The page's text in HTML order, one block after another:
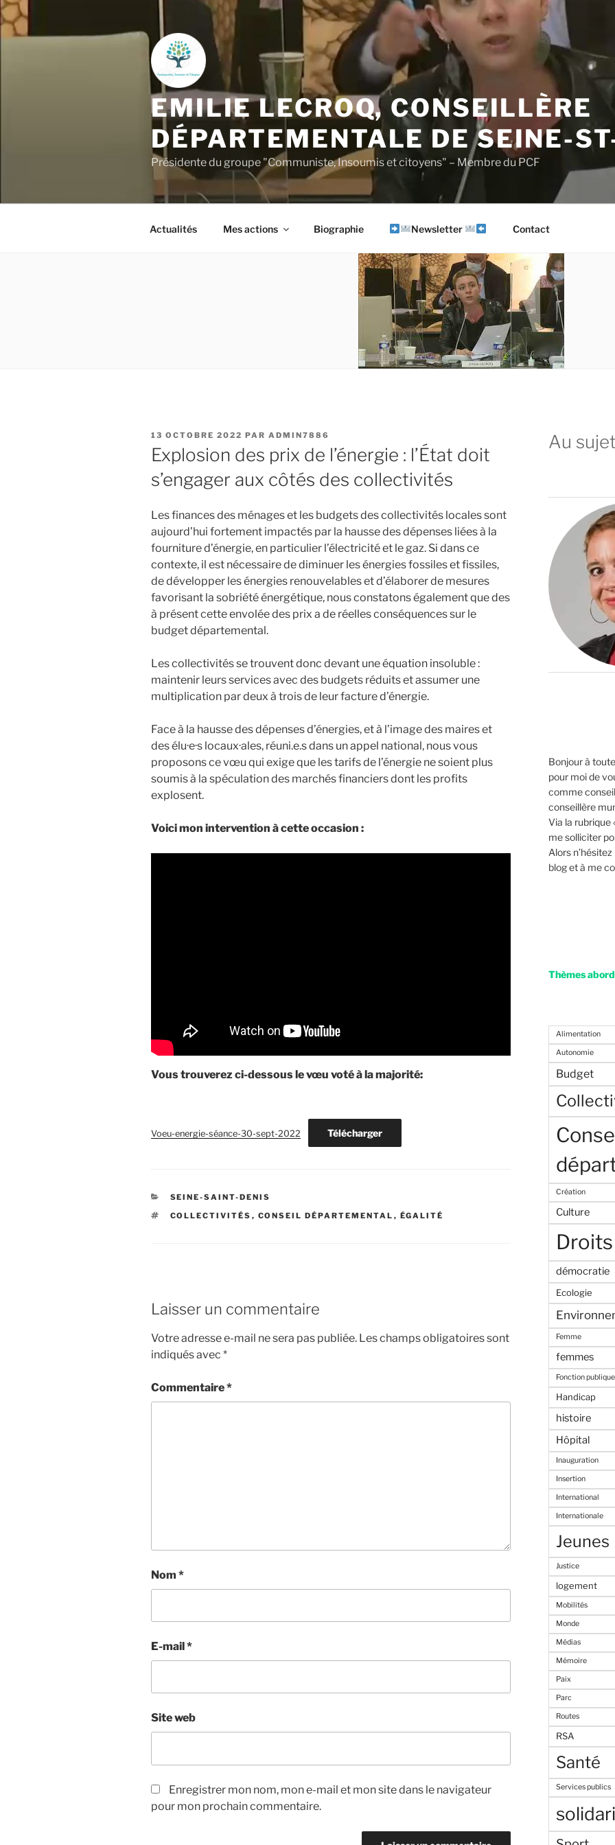
Aller
au
contenu
EMILIE LECROQ, CONSEILLÈRE
DÉPARTEMENTALE DE SEINE-
Présidente du groupe "Communiste, Insoumis et citoyens" – Membre du PCF
Actualités Mes actions Biographie Newsletter Contact
PUBLIÉ
LE
13 OCTOBRE 2022 PAR ADMIN7886
Explosion des prix de l’énergie : l’État doit
s’engager aux côtés des collectivités
Les finances des ménages et les budgets des collectivités locales sont
aujourd’hui fortement impactés par la hausse des dépenses liées à la
fourniture d’énergie, en particulier l’électricité et le gaz. Si dans ce
contexte, il est nécessaire de diminuer les énergies fossiles et fissiles,
de développer les énergies renouvelables et d’élaborer de mesures
favorisant la sobriété énergétique, nous constatons également que des
à présent cette envolée des prix a de réelles conséquences sur le
budget départemental.
Les collectivités se trouvent donc devant une équation insoluble :
maintenir leurs services avec des budgets réduits et assumer une
multiplication par deux à trois de leur facture d’énergie.
Face à la hausse des dépenses d’énergies, et à l’image des maires et
des élu·e·s locaux·ales, réuni.e.s dans un appel national, nous vous
proposons ce vœu qui exige que les tarifs de l’énergie ne soient plus
soumis à la spéculation des marchés financiers dont les profits
explosent.
Voici mon intervention à cette occasion :
Vous trouverez ci-dessous le vœu voté à la majorité:
Voeu-energie-séance-30-sept-2022 Télécharger
CATÉGORIES
SEINE-SAINT-DENIS
ÉTIQUETTES
COLLECTIVITÉS , CONSEIL DÉPARTEMENTAL , ÉGALITÉ
Laisser un commentaire
Votre adresse e-mail ne sera pas publiée. Les champs obligatoires sont
indiqués avec *
Commentaire*
Nom *
E-mail*
Site web
Enregistrer mon nom, mon e-mail et mon site dans le navigateur
pour mon prochain commentaire.
Au
Bonjour à
pour moi de
comme
conseillère
Via la rubrique
me solliciter
Alors
blog et à me
Thèmes
Alimentation
Autonomie
Budget
Création
Culture
Droits
démocratie
Ecologie
Femme
femmes
Fonction publique
Handicap
histoire
Hôpital
Inauguration
Insertion
International
Internationale
Jeunes
Justice
logement
Mobilités
Monde
Médias
Mémoire
Paix
Parc
Routes
RSA
Santé
Services publics